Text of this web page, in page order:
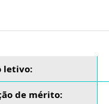
letivo:
de mérito: